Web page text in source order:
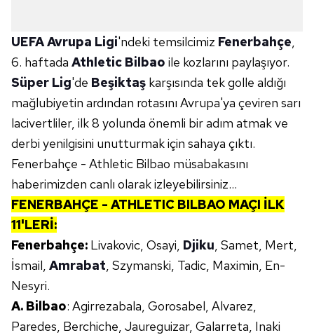
UEFA Avrupa Ligi'ndeki temsilcimiz Fenerbahçe,
6. haftada Athletic Bilbao ile kozlarını paylaşıyor.
Süper Lig'de Beşiktaş karşısında tek golle aldığı
mağlubiyetin ardından rotasını Avrupa'ya çeviren sarı
lacivertliler, ilk 8 yolunda önemli bir adım atmak ve
derbi yenilgisini unutturmak için sahaya çıktı.
Fenerbahçe - Athletic Bilbao müsabakasını
haberimizden canlı olarak izleyebilirsiniz...
FENERBAHÇE - ATHLETIC BILBAO MAÇI İLK
11'LERİ:
Fenerbahçe: Livakovic, Osayi, Djiku, Samet, Mert,
İsmail, Amrabat, Szymanski, Tadic, Maximin, En-
Nesyri.
A. Bilbao: Agirrezabala, Gorosabel, Alvarez,
Paredes, Berchiche, Jaureguizar, Galarreta, Inaki